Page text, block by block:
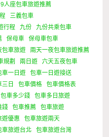
9人座包車旅遊推薦
三義包車
行程 九份
九份共乘包車
保母車
保母車包車
包車旅遊
兩天一夜包車旅遊推薦
規劃 兩日遊
六天五夜包車
車一日遊
包車一日遊接送
三日 包車價格
包車價格表
包車多少錢
包車多日旅遊
錢 包車推薦
包車旅遊
遊優惠
包車旅遊兩天
車旅遊台北
包車旅遊台灣